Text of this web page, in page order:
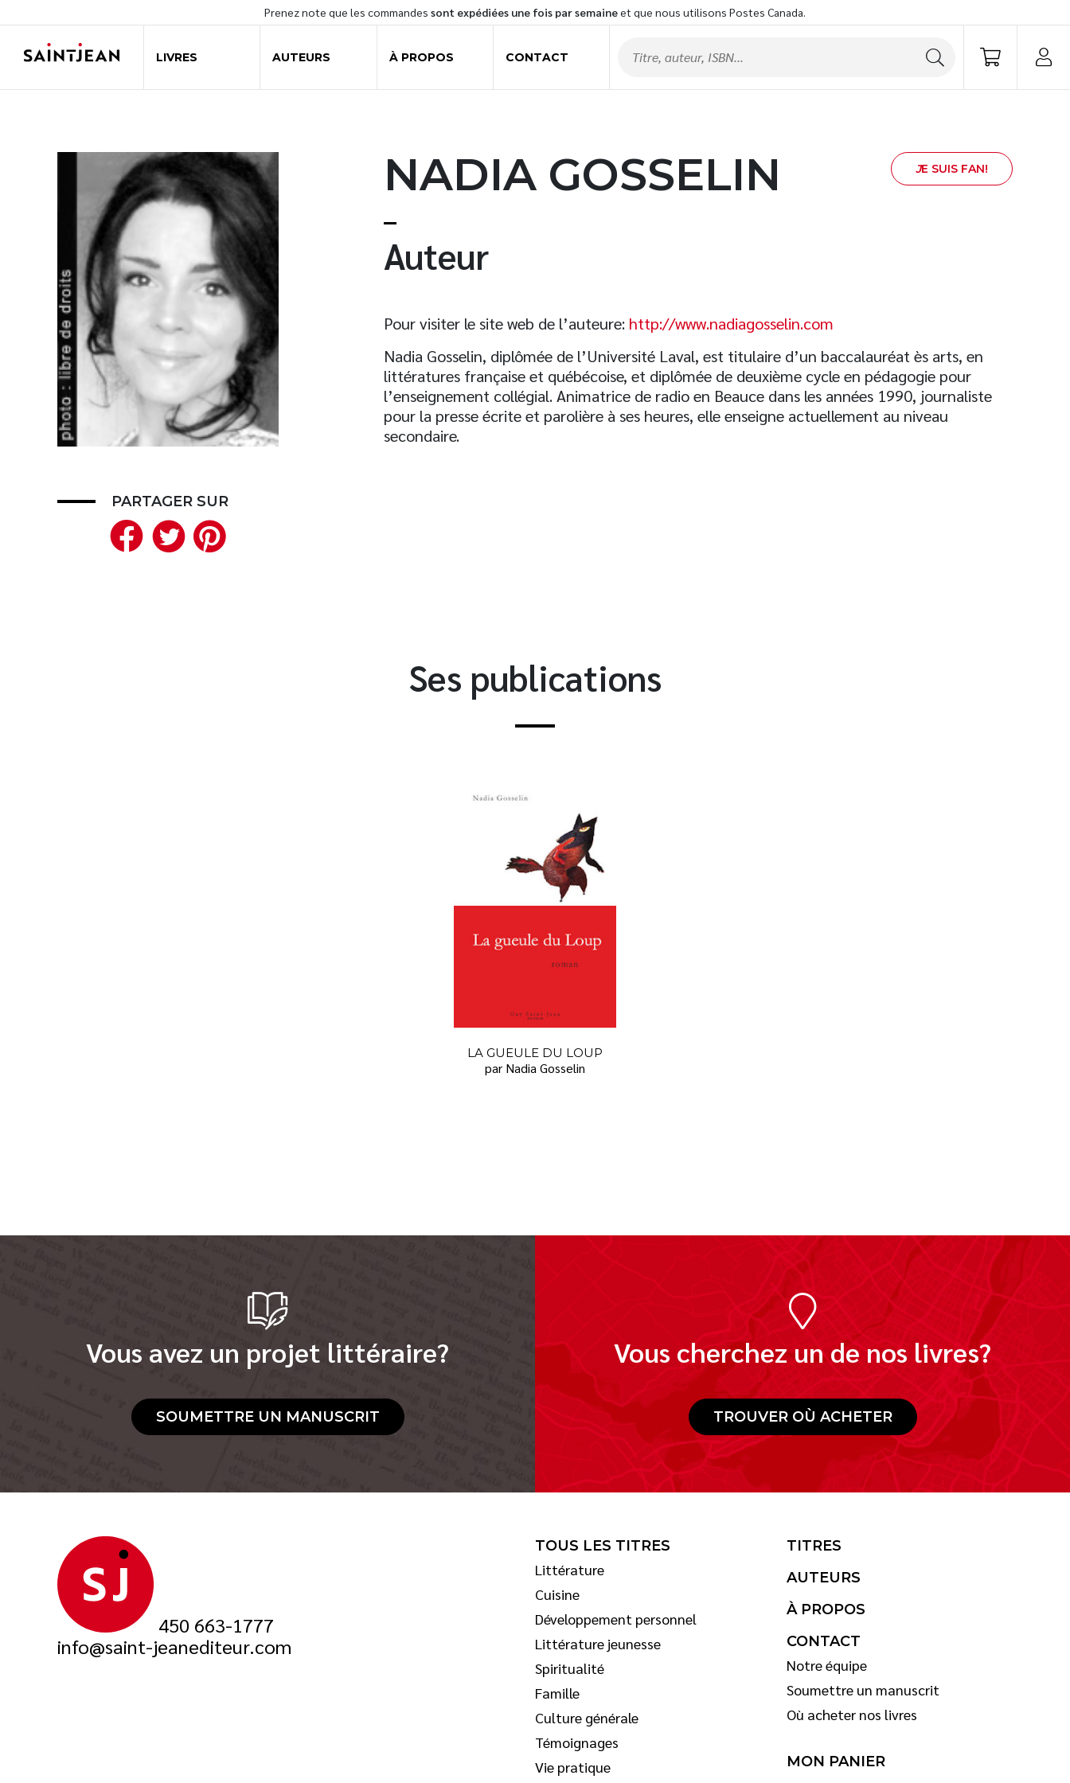
Prenez note que les commandes sont expédiées une fois par semaineet que nous utilisons Postes Canada.
LIVRES AUTEURS À PROPOS CONTACT
NADIA GOSSELIN
Auteur
JE SUIS FAN!
Pour visiter le site web de l’auteure: http://www.nadiagosselin.com
Nadia Gosselin, diplômée de l’Université Laval, est titulaire d’un baccalauréat ès arts, en
littératures française et québécoise, et diplômée de deuxième cycle en pédagogie pour
l’enseignement collégial. Animatrice de radio en Beauce dans les années 1990, journaliste
pour la presse écrite et parolière à ses heures, elle enseigne actuellement au niveau
secondaire.
PARTAGER SUR
Facebook
Twitter
Ses publications
LA GUEULE DU LOUP
par Nadia Gosselin
Vous avez un projet littéraire?
SOUMETTRE UN MANUSCRIT
Vous cherchez un de nos livres?
TROUVER OÙ ACHETER
450 663-1777
info@saint-jeanediteur.com
TOUS LES TITRES
Littérature
Cuisine
Développement personnel
Littérature jeunesse
Spiritualité
Famille
Culture générale
Témoignages
Vie pratique
TITRES
AUTEURS
À PROPOS
CONTACT
Notre équipe
Soumettre un manuscrit
Où acheter nos livres
MON PANIER